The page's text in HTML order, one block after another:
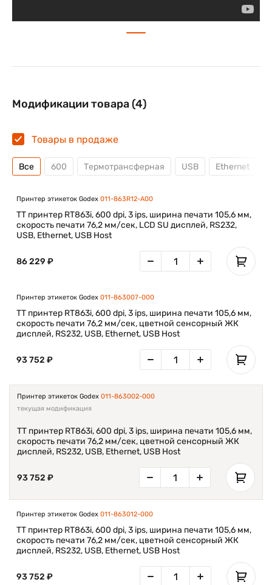
помощью красящей термотрансферной ленты
соответствующего типа. Так же принтер позволяет
Принтер рекомендуются для эксплуатации в
Корпус принтера выполнен из ударопрочного
Модификации товара (4)
Товары в продаже
Все 600 Термотрансферная USB Ethernet
Принтер этикеток Godex 011-863R12-A00
TT принтер RT863i, 600 dpi, 3 ips, ширина печати 105,6 мм,
скорость печати 76,2 мм/сек, LCD SU дисплей, RS232,
USB, Ethernet, USB Host
86 229 ₽
Принтер этикеток Godex 011-863007-000
TT принтер RT863i, 600 dpi, 3 ips, ширина печати 105,6 мм,
скорость печати 76,2 мм/сек, цветной сенсорный ЖК
дисплей, RS232, USB, Ethernet, USB Host
93 752 ₽
Принтер этикеток Godex 011-863002-000
текущая модификация
TT принтер RT863i, 600 dpi, 3 ips, ширина печати 105,6 мм,
скорость печати 76,2 мм/сек, цветной сенсорный ЖК
дисплей, RS232, USB, Ethernet, USB Host
93 752 ₽
Принтер этикеток Godex 011-863012-000
TT принтер RT863i, 600 dpi, 3 ips, ширина печати 105,6 мм,
скорость печати 76,2 мм/сек, цветной сенсорный ЖК
дисплей, RS232, USB, Ethernet, USB Host
93 752 ₽